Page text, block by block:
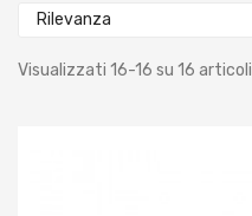
Rilevanza
Visualizzati 16-16 su 16 articoli